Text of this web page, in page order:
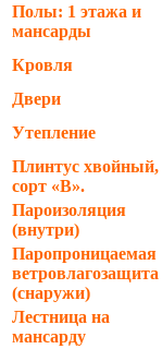
Полы: 1 этажа и
мансарды
Кровля
Двери
Утепление
Плинтус хвойный,
сорт «В».
Пароизоляция
(внутри)
Паропроницаемая
ветровлагозащита
(снаружи)
Лестница на
мансарду